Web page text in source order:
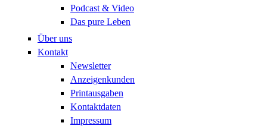
Podcast & Video
Das pure Leben
Über uns
Kontakt
Newsletter
Anzeigenkunden
Printausgaben
Kontaktdaten
Impressum